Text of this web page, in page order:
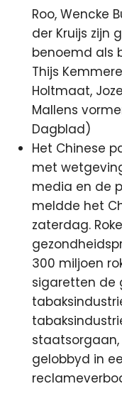
Roo, Wencke
der Kruijs zijn
benoemd als
Thijs
Holtmaat,
Mallens
Dagblad)
Het Chinese
met
media en de
meldde het
zaterdag.
300 miljoen
sigaretten de
gelobbyd in